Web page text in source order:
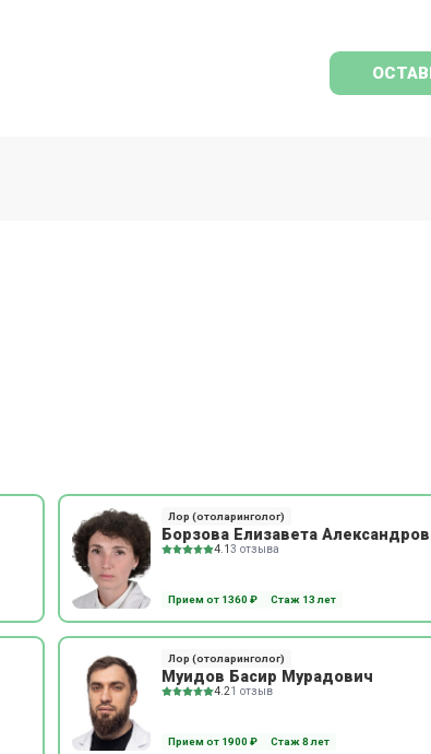
Лор (отоларинголог)
Борзова Елизавета
4.1 3 отзыва
Прием от 1360 ₽ Стаж 13 лет
Лор (отоларинголог)
Муидов Басир Мурадович
4.21 отзыв
Прием от 1900 ₽ Стаж 8 лет